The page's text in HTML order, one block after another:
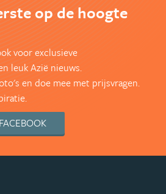
op de hoogte
voor exclusieve
leuk Azië nieuws.
en doe mee met prijsvragen.